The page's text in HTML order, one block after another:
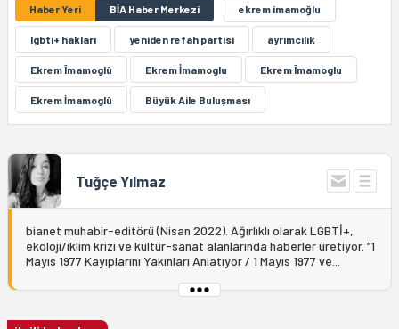
Haber Yeri BİA Haber Merkezi ekrem imamoğlu
lgbti+ hakları yeniden refah partisi ayrımcılık
Ekrem Îmamoglû Ekrem İmamoglu Ekrem Îmamoglu
Ekrem İmamoglû Büyük Aile Buluşması
Tuğçe Yılmaz
bianet muhabir-editörü (Nisan 2022). Ağırlıklı olarak LGBTİ+,
ekoloji/iklim krizi ve kültür-sanat alanlarında haberler üretiyor. “1
Mayıs 1977 Kayıplarını Yakınları Anlatıyor / 1 Mayıs 1977 ve...